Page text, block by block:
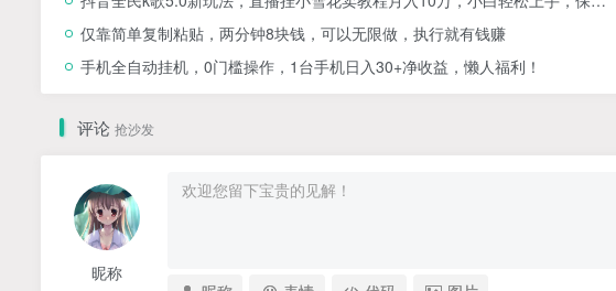
仅靠简单复制粘贴，两分钟8块钱，可以无限做，执行就有钱赚
手机全自动挂机，0门槛操作，1台手机日入30+净收益，懒人福利！
评论 抢沙发
昵称